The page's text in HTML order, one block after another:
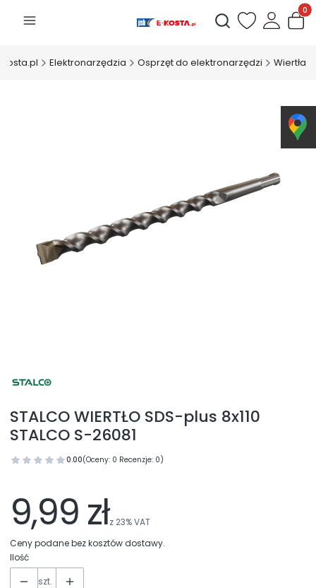
Otwórz wyszukiwarkę
Elektronarzędzia Osprzęt do elektronarzędzi Wiertła
STALCO WIERTŁO SDS-plus 8x110
STALCO S-26081
0.00(Oceny: 0 Recenzje: 0)
9,99 złz 23%VAT
Ceny podane bez kosztów dostawy.
Ilość
szt.